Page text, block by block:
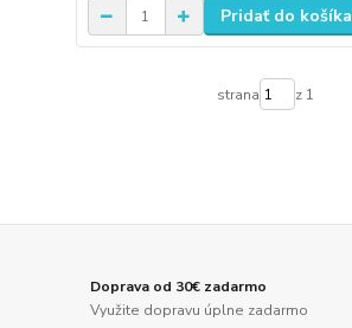
Pridať do košíka
strana z 1
Doprava od 30€ zadarmo
Využite dopravu úplne zadarmo